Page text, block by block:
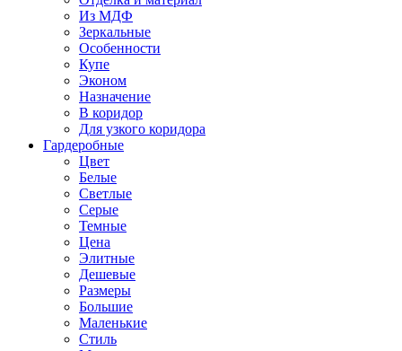
Из МДФ
Зеркальные
Особенности
Купе
Эконом
Назначение
В коридор
Для узкого коридора
Гардеробные
Цвет
Белые
Светлые
Серые
Темные
Цена
Элитные
Дешевые
Размеры
Большие
Маленькие
Стиль